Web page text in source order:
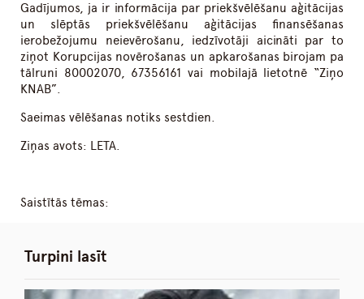
Gadījumos, ja ir informācija par priekšvēlēšanu aģitācijas
un slēptās priekšvēlēšanu aģitācijas finansēšanas
ierobežojumu neievērošanu, iedzīvotāji aicināti par to
ziņot Korupcijas novērošanas un apkarošanas birojam pa
tālruni 80002070, 67356161 vai mobilajā lietotnē “Ziņo
KNAB”.
Saeimas vēlēšanas notiks sestdien.
Ziņas avots: LETA.
Saistītās tēmas:
Turpini lasīt